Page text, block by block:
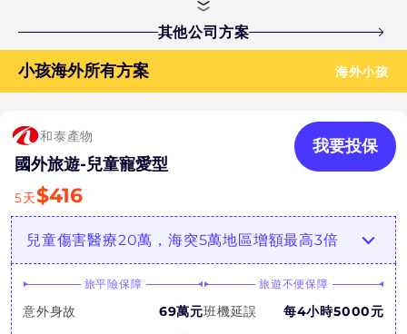
其他公司方案
小孩海外所有方案 海外小孩
和泰產物
國外旅遊-兒童寵愛型
我要投保
5天$416
兒童傷害醫療20萬，海突5萬地區增額最高3倍
旅平險保障
意外身故
69萬元
旅遊不便保障
班機延誤
每4小時5000元